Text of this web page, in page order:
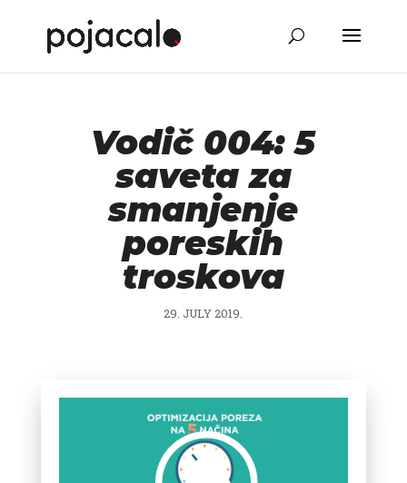
Vodič 004: 5
saveta za
smanjenje
poreskih
troskova
29. JULY 2019.